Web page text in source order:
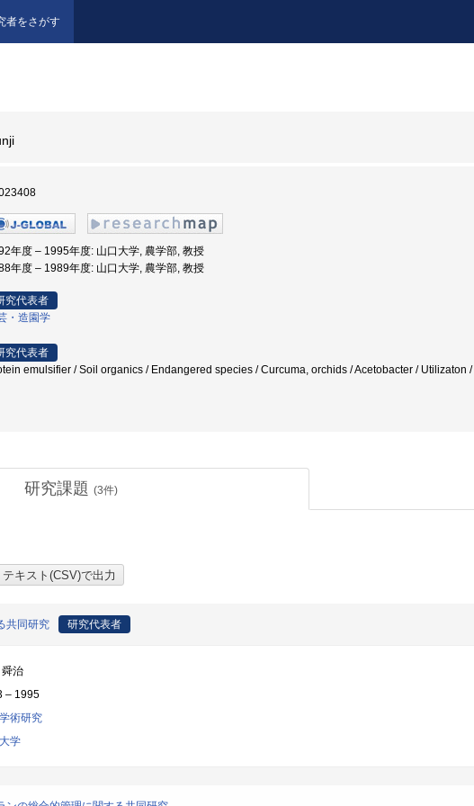
者をさがす
年度 – 1995年度: 山口大学, 農学部, 教授
年度 – 1989年度: 山口大学, 農学部, 教授
究代表者
・造園学
究代表者
emulsifier / Soil organics / Endangered species / Curcuma, orchids / Acetobacter / Utilizaton
研究課題 (3件)
共同研究 研究代表者
治
– 1995
術研究
学